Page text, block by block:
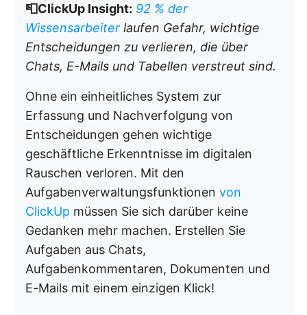
📮ClickUp Insight: 92 % der
Wissensarbeiter laufen Gefahr, wichtige
Entscheidungen zu verlieren, die über
Chats, E-Mails und Tabellen verstreut sind.
Ohne ein einheitliches System zur
Erfassung und Nachverfolgung von
Entscheidungen gehen wichtige
geschäftliche Erkenntnisse im digitalen
Rauschen verloren. Mit den
Aufgabenverwaltungsfunktionen von
ClickUp müssen Sie sich darüber keine
Gedanken mehr machen. Erstellen Sie
Aufgaben aus Chats,
Aufgabenkommentaren, Dokumenten und
E-Mails mit einem einzigen Klick!